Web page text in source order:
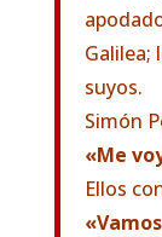
Galilea;
suyos.
Simón
«Me
Ellos